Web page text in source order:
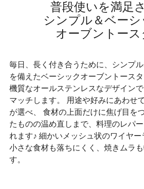
普段使いを満足
シンプル＆ベーシ
オーブントース
毎日、長く付き合うために、シンプ
を備えたベーシックオーブントース
機質なオールステンレスなデザイン
マッチします。 用途や好みにあわせ
が選べ、 食材の上面だけに焦げ目を
たものの温め直しまで、料理のレパ
れます♪ 細かいメッシュ状のワイヤ
小さな食材も落ちにくく、焼きムラ
す。